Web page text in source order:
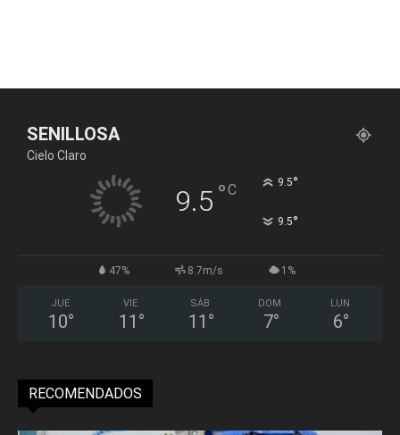
SENILLOSA
Cielo Claro
9.5 °C 9.5°
9.5°
47% 8.7m/s 1%
JUE
10°
VIE
11 °
SÁB
11 °
DOM
7°
LUN
6°
RECOMENDADOS